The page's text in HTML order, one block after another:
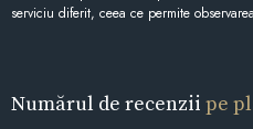
serviciu diferit, ceea ce permite
Numărul de recenzii pe